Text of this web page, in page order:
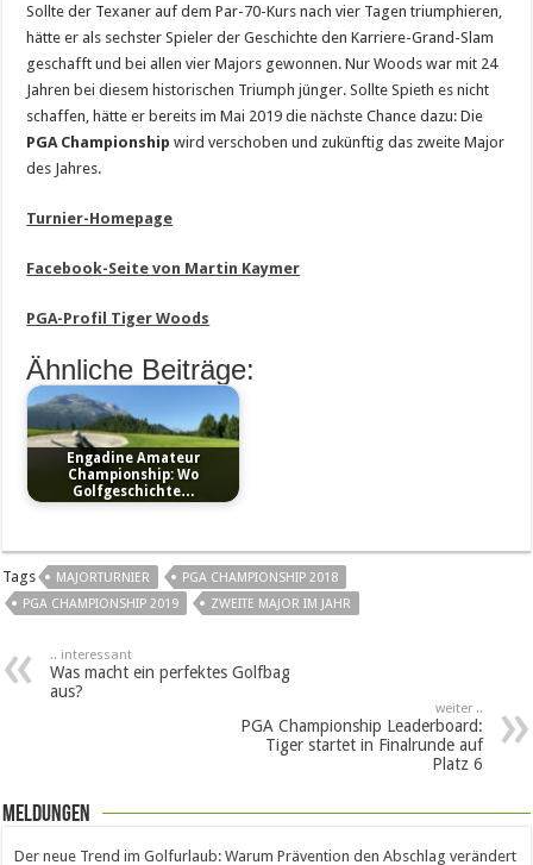
Sollte der Texaner auf dem Par-70-Kurs nach vier Tagen triumphieren,
hätte er als sechster Spieler der Geschichte den Karriere-Grand-Slam
geschafft und bei allen vier Majors gewonnen. Nur Woods war mit 24
Jahren bei diesem historischen Triumph jünger. Sollte Spieth es nicht
schaffen, hätte er bereits im Mai 2019 die nächste Chance dazu: Die
PGA Championship wird verschoben und zukünftig das zweite Major
des Jahres.
Turnier-Homepage
Facebook-Seite von Martin Kaymer
PGA-Profil Tiger Woods
Ähnliche Beiträge:
Engadine Amateur
Championship: Wo
Golfgeschichte…
Tags MAJORTURNIER
PGA CHAMPIONSHIP 2018
PGA CHAMPIONSHIP 2019
ZWEITE MAJOR IM JAHR
.. interessant
Was macht ein perfektes Golfbag
aus?
weiter ..
PGA Championship Leaderboard:
Tiger startet in Finalrunde auf
Platz 6
Meldungen
Der neue Trend im Golfurlaub: Warum Prävention den Abschlag verändert